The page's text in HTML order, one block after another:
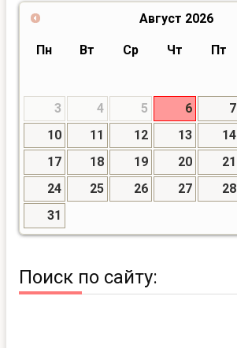
Август 2026
Пн Вт Ср Чт Пт
3
4 5 6 7
10
11 12 13 14
17
18 19 20 21
24
25 26 27 28
31
Поиск по сайту: